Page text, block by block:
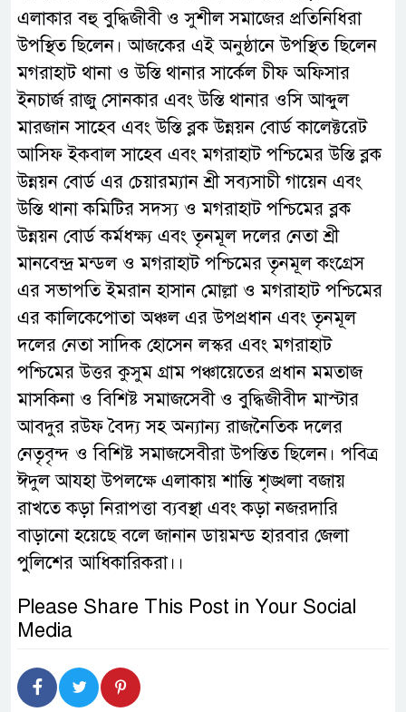
এলাকার বহু বুদ্ধিজীবী ও সুশীল সমাজের প্রতিনিধিরা
উপস্থিত ছিলেন। আজকের এই অনুষ্ঠানে উপস্থিত ছিলেন
মগরাহাট থানা ও উস্তি থানার সার্কেল চীফ অফিসার
ইনচার্জ রাজু সোনকার এবং উস্তি থানার ওসি আব্দুল
মারজান সাহেব এবং উস্তি ব্লক উন্নয়ন বোর্ড কালেক্টরেট
আসিফ ইকবাল সাহেব এবং মগরাহাট পশ্চিমের উস্তি ব্লক
উন্নয়ন বোর্ড এর চেয়ারম্যান শ্রী সব্যসাচী গায়েন এবং
উস্তি থানা কমিটির সদস্য ও মগরাহাট পশ্চিমের ব্লক
উন্নয়ন বোর্ড কর্মধক্ষ্য এবং তৃনমূল দলের নেতা শ্রী
মানবেন্দ্র মন্ডল ও মগরাহাট পশ্চিমের তৃনমূল কংগ্রেস
এর সভাপতি ইমরান হাসান মোল্লা ও মগরাহাট পশ্চিমের
এর কালিকেপোতা অঞ্চল এর উপপ্রধান এবং তৃনমূল
দলের নেতা সাদিক হোসেন লস্কর এবং মগরাহাট
পশ্চিমের উত্তর কুসুম গ্রাম পঞ্চায়েতের প্রধান মমতাজ
মাসকিনা ও বিশিষ্ট সমাজসেবী ও বুদ্ধিজীবীদ মাস্টার
আবদুর রউফ বৈদ্য সহ অন্যান্য রাজনৈতিক দলের
নেতৃবৃন্দ ও বিশিষ্ট সমাজসেবীরা উপস্তিত ছিলেন। পবিত্র
ঈদুল আযহা উপলক্ষে এলাকায় শান্তি শৃঙ্খলা বজায়
রাখতে কড়া নিরাপত্তা ব্যবস্থা এবং কড়া নজরদারি
বাড়ানো হয়েছে বলে জানান ডায়মন্ড হারবার জেলা
পুলিশের আধিকারিকরা।।
Please Share This Post in Your Social
Media